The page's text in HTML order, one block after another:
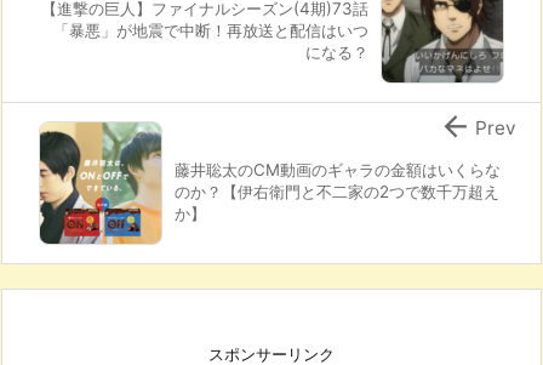
【進撃の巨人】ファイナルシーズン(4期)73話
「暴悪」が地震で中断！再放送と配信はいつ
になる？
藤井聡太のCM動画のギャラの金額はいくらな
のか？【伊右衛門と不二家の2つで数千万超え
か】
 Prev
スポンサーリンク